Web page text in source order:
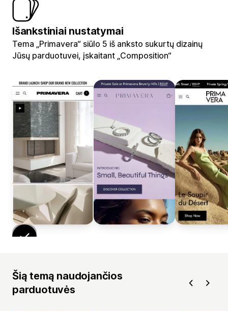
Išankstiniai nustatymai
Tema „Primavera“ siūlo 5 iš anksto sukurtų dizainų
Jūsų parduotuvei, įskaitant „Composition“
Šią temą naudojančios
parduotuvės